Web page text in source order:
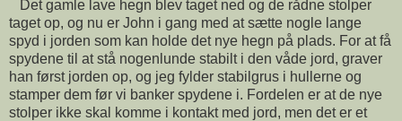
Det gamle lave hegn blev taget ned og de rådne stolper
taget op, og nu er John i gang med at sætte nogle lange
spyd i jorden som kan holde det nye hegn på plads. For at få
spydene til at stå nogenlunde stabilt i den våde jord, graver
han først jorden op, og jeg fylder stabilgrus i hullerne og
stamper dem før vi banker spydene i. Fordelen er at de nye
stolper ikke skal komme i kontakt med jord, men det er et